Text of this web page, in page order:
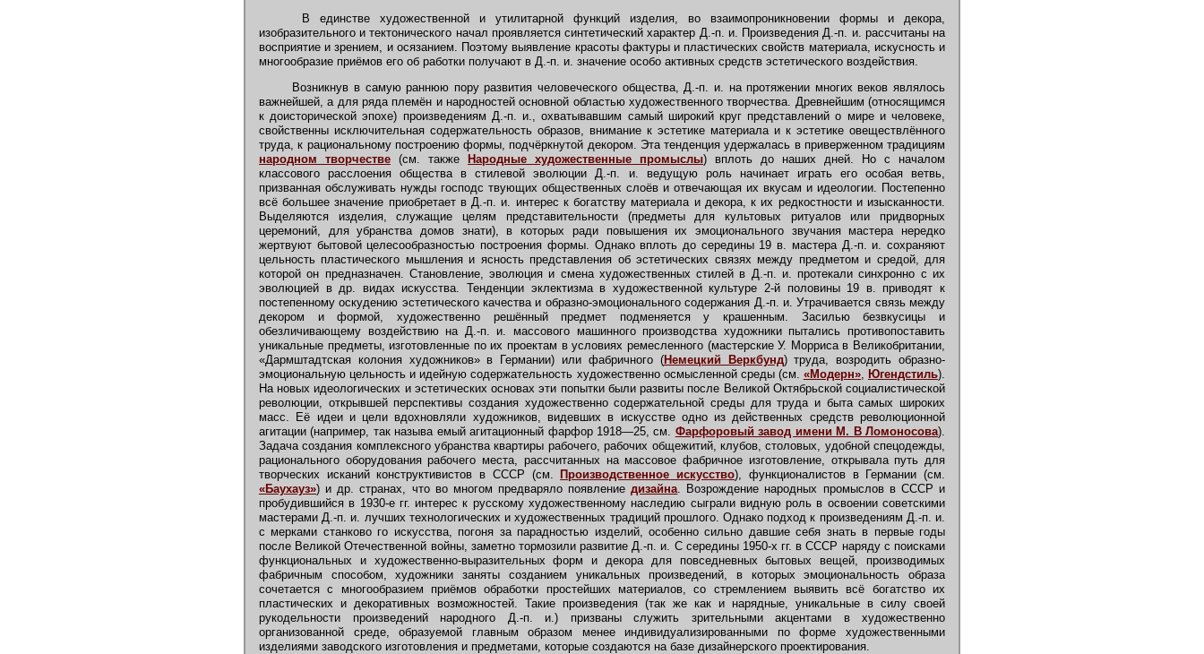
В единстве художественной и утилитарной функций изделия, во взаимопроникновении формы и декора,
изобразительного и тектонического начал проявляется синтетический характер Д.-п. и. Произведения Д.-п. и. рассчитаны на
восприятие и зрением, и осязанием. Поэтому выявление красоты фактуры и пластических свойств материала, искусность и
многообразие приёмов его об работки получают в Д.-п. и. значение особо активных средств эстетического воздействия.
Возникнув в самую раннюю пору развития человеческого общества, Д.-п. и. на протяжении многих веков являлось
важнейшей, а для ряда племён и народностей основной областью художественного творчества. Древнейшим (относящимся
к доисторической эпохе) произведениям Д.-п. и., охватывавшим самый широкий круг представлений о мире и человеке,
свойственны исключительная содержательность образов, внимание к эстетике материала и к эстетике овеществлённого
труда, к рациональному построению формы, подчёркнутой декором. Эта тенденция удержалась в приверженном традициям
народном творчестве (см. также Народные художественные промыслы) вплоть до наших дней. Но с началом
классового расслоения общества в стилевой эволюции Д.-п. и. ведущую роль начинает играть его особая ветвь,
призванная обслуживать нужды господс твующих общественных слоёв и отвечающая их вкусам и идеологии. Постепенно
всё большее значение приобретает в Д.-п. и. интерес к богатству материала и декора, к их редкостности и изысканности.
Выделяются изделия, служащие целям представительности (предметы для культовых ритуалов или придворных
церемоний, для убранства домов знати), в которых ради повышения их эмоционального звучания мастера нередко
жертвуют бытовой целесообразностью построения формы. Однако вплоть до середины 19 в. мастера Д.-п. и. сохраняют
цельность пластического мышления и ясность представления об эстетических связях между предметом и средой, для
которой он предназначен. Становление, эволюция и смена художественных стилей в Д.-п. и. протекали синхронно с их
эволюцией в др. видах искусства. Тенденции эклектизма в художественной культуре 2-й половины 19 в. приводят к
постепенному оскудению эстетического качества и образно-эмоционального содержания Д.-п. и. Утрачивается связь между
декором и формой, художественно решённый предмет подменяется у крашенным. Засилью безвкусицы и
обезличивающему воздействию на Д.-п. и. массового машинного производства художники пытались противопоставить
уникальные предметы, изготовленные по их проектам в условиях ремесленного (мастерские У. Морриса в Великобритании,
«Дармштадтская колония художников» в Германии) или фабричного (Немецкий Веркбунд) труда, возродить образно-
эмоциональную цельность и идейную содержательность художественно осмысленной среды (см. «Модерн», Югендстиль).
На новых идеологических и эстетических основах эти попытки были развиты после Великой Октябрьской социалистической
революции, открывшей перспективы создания художественно содержательной среды для труда и быта самых широких
масс. Её идеи и цели вдохновляли художников, видевших в искусстве одно из действенных средств революционной
агитации (например, так называ емый агитационный фарфор 1918—25, см. Фарфоровый завод имени М. В Ломоносова).
Задача создания комплексного убранства квартиры рабочего, рабочих общежитий, клубов, столовых, удобной спецодежды,
рационального оборудования рабочего места, рассчитанных на массовое фабричное изготовление, открывала путь для
творческих исканий конструктивистов в СССР (см.
Производственное искусство), функционалистов в Германии (см.
«Баухауз») и др. странах, что во многом предваряло появлениедизайна. Возрождение народных промыслов в СССР и
пробудившийся в 1930-е гг. интерес к русскому художественному наследию сыграли видную роль в освоении советскими
мастерами Д.-п. и. лучших технологических и художественных традиций прошлого. Однако подход к произведениям Д.-п. и.
с мерками станково го искусства, погоня за парадностью изделий, особенно сильно давшие себя знать в первые годы
после Великой Отечественной войны, заметно тормозили развитие Д.-п. и. С середины 1950-х гг. в СССР наряду с поисками
функциональных и художественно-выразительных форм и декора для повседневных бытовых вещей, производимых
фабричным способом, художники заняты созданием уникальных произведений, в которых эмоциональность образа
сочетается с многообразием приёмов обработки простейших материалов, со стремлением выявить всё богатство их
пластических и декоративных возможностей. Такие произведения (так же как и нарядные, уникальные в силу своей
рукодельности произведений народного Д.-п. и.) призваны служить зрительными акцентами в художественно
организованной среде, образуемой главным образом менее индивидуализированными по форме художественными
изделиями заводского изготовления и предметами, которые создаются на базе дизайнерского проектирования.